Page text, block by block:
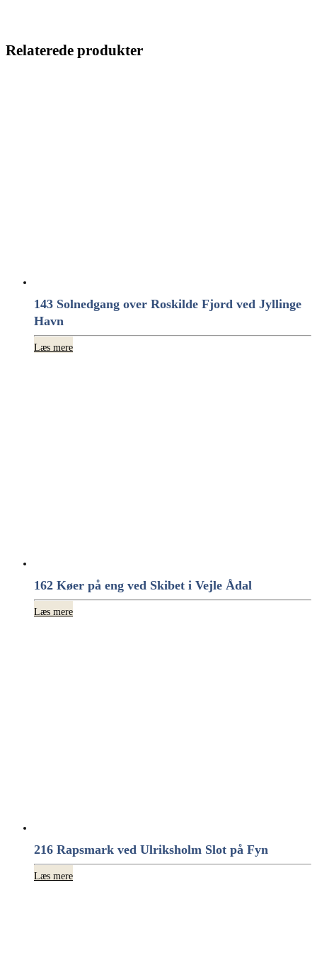
Relaterede produkter
143 Solnedgang over Roskilde Fjord ved Jyllinge
Havn
Læs mere
162 Køer på eng ved Skibet i Vejle Ådal
Læs mere
216 Rapsmark ved Ulriksholm Slot på Fyn
Læs mere